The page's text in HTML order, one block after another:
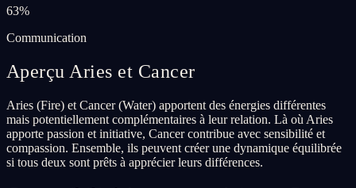
63%
Communication
Aperçu Aries et Cancer
Aries (Fire) et Cancer (Water) apportent des énergies différentes
mais potentiellement complémentaires à leur relation. Là où Aries
apporte passion et initiative, Cancer contribue avec sensibilité et
compassion. Ensemble, ils peuvent créer une dynamique équilibrée
si tous deux sont prêts à apprécier leurs différences.